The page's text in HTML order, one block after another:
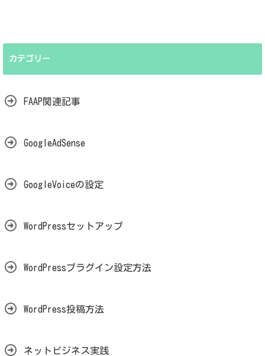
カテゴリー
FAAP関連記事
GoogleAdSense
GoogleVoiceの設定
WordPressセットアップ
WordPressプラグイン設定方法
WordPress投稿方法
ネットビジネス実践